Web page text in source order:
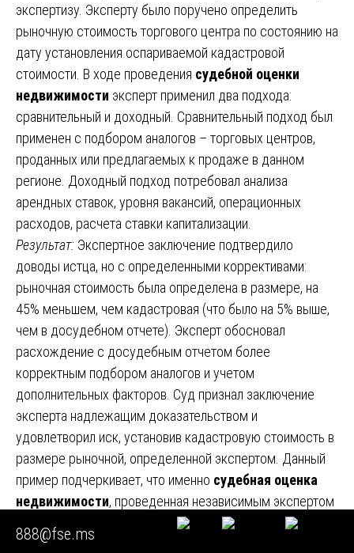
экспертизу. Эксперту было поручено определить
рыночную стоимость торгового центра по состоянию на
дату установления оспариваемой кадастровой
стоимости. В ходе проведения судебной оценки
недвижимости эксперт применил два подхода:
сравнительный и доходный. Сравнительный подход был
применен с подбором аналогов – торговых центров,
проданных или предлагаемых к продаже в данном
регионе. Доходный подход потребовал анализа
арендных ставок, уровня вакансий, операционных
расходов, расчета ставки капитализации.
Результат: Экспертное заключение подтвердило
доводы истца, но с определенными коррективами:
рыночная стоимость была определена в размере, на
45% меньшем, чем кадастровая (что было на 5% выше,
чем в досудебном отчете). Эксперт обосновал
расхождение с досудебным отчетом более
корректным подбором аналогов и учетом
дополнительных факторов. Суд признал заключение
эксперта надлежащим доказательством и
удовлетворил иск, установив кадастровую стоимость в
размере рыночной, определенной экспертом. Данный
пример подчеркивает, что именно судебная оценка
недвижимости, проведенная независимым экспертом
на основании определения суда, имеет решающее
значение в спорах с государственными органами и
888@fse.ms